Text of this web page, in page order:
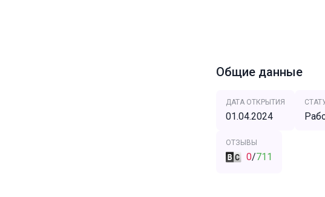
Общие данные
ДАТА ОТКРЫТИЯ
01.04.2024
ОТЗЫВЫ
0/711